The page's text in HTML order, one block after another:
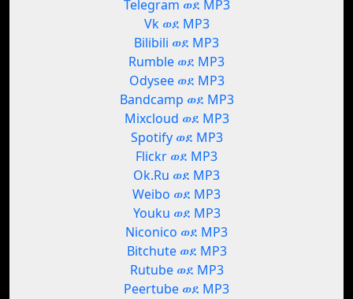
Telegram ወደ MP3
Vk ወደ MP3
Bilibili ወደ MP3
Rumble ወደ MP3
Odysee ወደ MP3
Bandcamp ወደ MP3
Mixcloud ወደ MP3
Spotify ወደ MP3
Flickr ወደ MP3
Ok.Ru ወደ MP3
Weibo ወደ MP3
Youku ወደ MP3
Niconico ወደ MP3
Bitchute ወደ MP3
Rutube ወደ MP3
Peertube ወደ MP3